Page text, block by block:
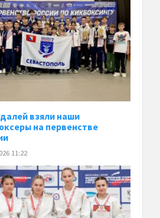
взяли наши
на первенстве
11:22